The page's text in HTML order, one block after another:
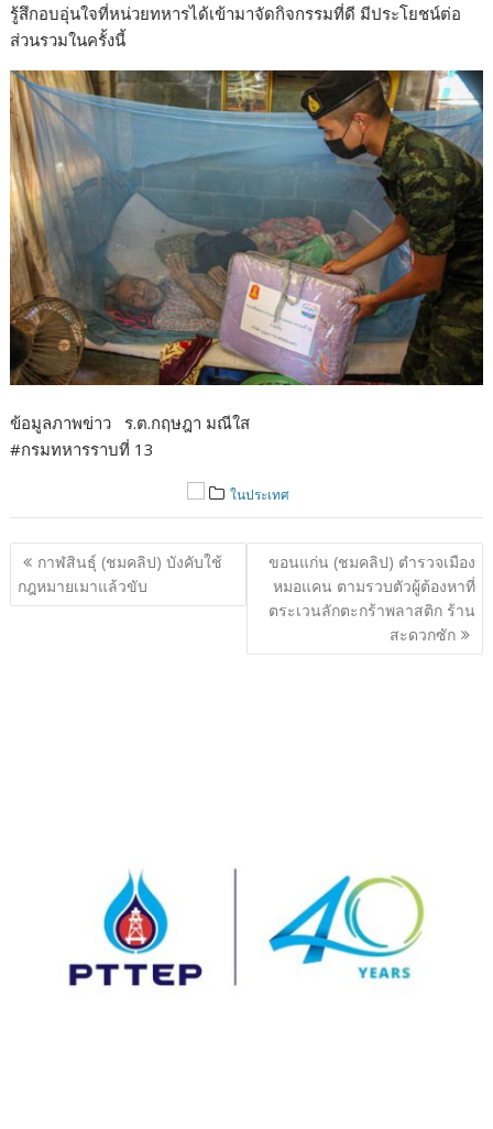
รู้สึกอบอุ่นใจที่หน่วยทหารได้เข้ามาจัดกิจกรรมที่ดี มีประโยชน์ต่อ
ส่วนรวมในครั้งนี้
ข้อมูลภาพข่าว ร.ต.กฤษฎา มณีใส
#กรมทหารราบที่ 13
ในประเทศ
แนะแนว
เรื่อง
กาฬสินธุ์ (ชมคลิป) บังคับใช้
กฎหมายเมาแล้วขับ
ขอนแก่น (ชมคลิป) ตำรวจเมือง
หมอแคน ตามรวบตัวผู้ต้องหาที่
ตระเวนลักตะกร้าพลาสติก ร้าน
สะดวกซัก